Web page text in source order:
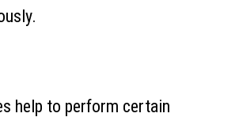
help to perform certain